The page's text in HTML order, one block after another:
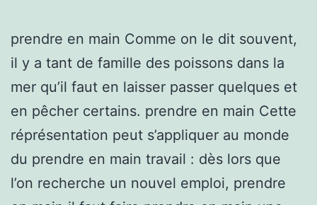
prendre en main Comme on le dit souvent,
il y a tant de famille des poissons dans la
mer qu’il faut en laisser passer quelques et
en pêcher certains. prendre en main Cette
réprésentation peut s’appliquer au monde
du prendre en main travail : dès lors que
l’on recherche un nouvel emploi, prendre